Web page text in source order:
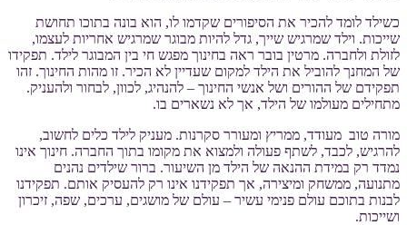
כשילד לומד להכיר את הסיפורים שקדמו לו, הוא בונה בתוכו תחושת
שייכות. וילד שמרגיש שייך, גדל להיות מבוגר שמרגיש אחריות לעצמו,
לזולת ולחברה. מרטין בובר ראה בחינוך מפגש חי בין המבוגר לילד. תפקידו
של המחנך להוביל את הילד למקום שעדיין לא הכיר. זו מהות החינוך. זהו
תפקידם של ההורים ושל אנשי החינוך – להנהיג, לכוון, לבחור ולהעניק.
מתחילים מעולמו של הילד, אך לא נשארים בו.
מורה טוב מעודד, ממריץ ומעורר סקרנות. מעניק לילד כלים לחשוב,
להרגיש, לכבד, לשתף פעולה ולמצוא את מקומו בתוך החברה. חינוך אינו
נמדד רק במידת ההנאה של הילד מן השיעור. ברור שילדים נהנים
מתנועה, ממשחק ומיצירה, אך תפקידנו אינו רק להעסיק אותם. תפקידנו
לבנות בתוכם עולם פנימי עשיר – עולם של מושגים, ערכים, שפה, זיכרון
ושייכות.